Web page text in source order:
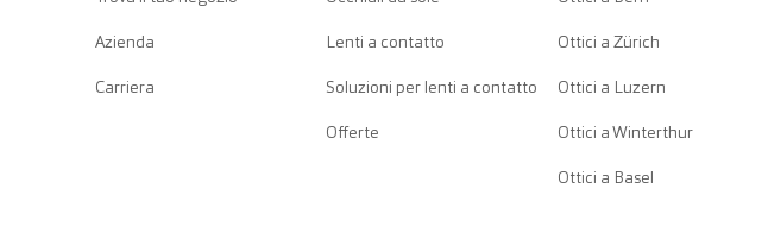
Azienda
Carriera
Lenti a contatto
Soluzioni per lenti a contatto
Offerte
Ottici a Zürich
Ottici a Luzern
Ottici a Winterthur
Ottici a Basel